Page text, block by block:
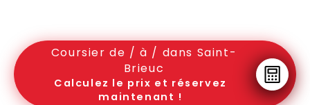
Coursier de / à / dans Saint-
Brieuc
Calculez le prix et réservez
maintenant !